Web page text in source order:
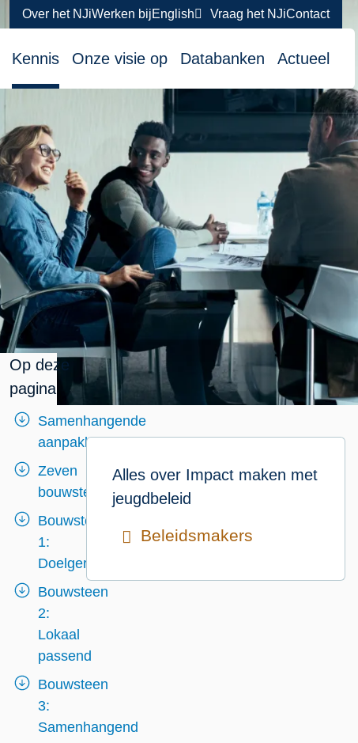
Over het NJiWerken bijEnglish Vraag het NJiContact
Kennis Onze visie op Databanken Actueel
Op deze
pagina
Samenhangende
aanpakken
Zeven
bouwstenen
Bouwsteen
1:
Doelgericht
Bouwsteen
2:
Lokaal
passend
Bouwsteen
3:
Samenhangend
Alles over Impact maken met
jeugdbeleid
Beleidsmakers